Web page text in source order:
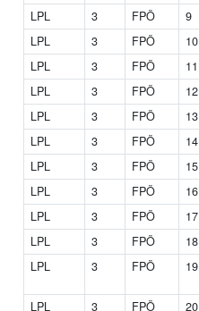
LPL
3 FPÖ 9
LPL
3 FPÖ 10
LPL
3 FPÖ 11
LPL
3 FPÖ 12
LPL
3 FPÖ 13
LPL
3 FPÖ 14
LPL
3 FPÖ 15
LPL
3 FPÖ 16
LPL
3 FPÖ 17
LPL
3 FPÖ 18
LPL
3 FPÖ 19
LPL 3 FPÖ 20